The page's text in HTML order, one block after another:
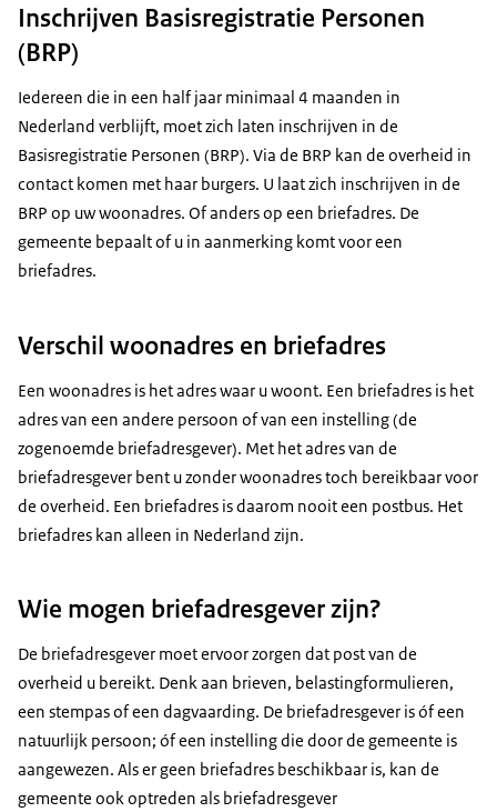
Inschrijven Basisregistratie Personen
(BRP)
Iedereen die in een half jaar minimaal 4 maanden in
Nederland verblijft, moet zich laten inschrijven in de
Basisregistratie Personen (BRP). Via de BRP kan de overheid in
contact komen met haar burgers. U laat zich inschrijven in de
BRP op uw woonadres. Of anders op een briefadres. De
gemeente bepaalt of u in aanmerking komt voor een
briefadres.
Verschil woonadres en briefadres
Een woonadres is het adres waar u woont. Een briefadres is het
adres van een andere persoon of van een instelling (de
zogenoemde briefadresgever). Met het adres van de
briefadresgever bent u zonder woonadres toch bereikbaar voor
de overheid. Een briefadres is daarom nooit een postbus. Het
briefadres kan alleen in Nederland zijn.
Wie mogen briefadresgever zijn?
De briefadresgever moet ervoor zorgen dat post van de
overheid u bereikt. Denk aan brieven, belastingformulieren,
een stempas of een dagvaarding. De briefadresgever is óf een
natuurlijk persoon; óf een instelling die door de gemeente is
aangewezen. Als er geen briefadres beschikbaar is, kan de
gemeente ook optreden als briefadresgever